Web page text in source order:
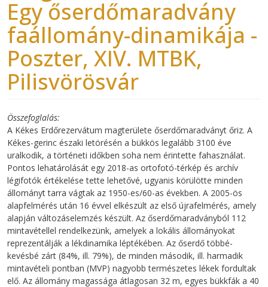
Egy őserdőmaradvány
faállomány-dinamikája -
Poszter, XIV. MTBK,
Pilisvörösvár
Összefoglalás
A Kékes Erdőrezervátum magterülete őserdőmaradványt őriz. A
Kékes-gerinc északi letörésén a bükkös legalább 3100 éve
uralkodik, a történeti időkben soha nem érintette fahasználat.
Pontos lehatárolását egy 2018-as ortofotó-térkép és archív
légifotók értékelése tette lehetővé, ugyanis körülötte minden
állományt tarra vágtak az 1950-es/60-as években. A 2005-ös
alapfelmérés után 16 évvel elkészült az első újrafelmérés, amely
alapján változáselemzés készült. Az őserdőmaradványból 112
mintavétellel rendelkezünk, amelyek a lokális állományokat
reprezentálják a lékdinamika léptékében. Az őserdő többé-
kevésbé zárt (84%, ill. 79%), de minden második, ill. harmadik
mintavételi pontban (MVP) nagyobb természetes lékek fordultak
elő. Az állomány magassága átlagosan 32 m, egyes bükkfák a 40